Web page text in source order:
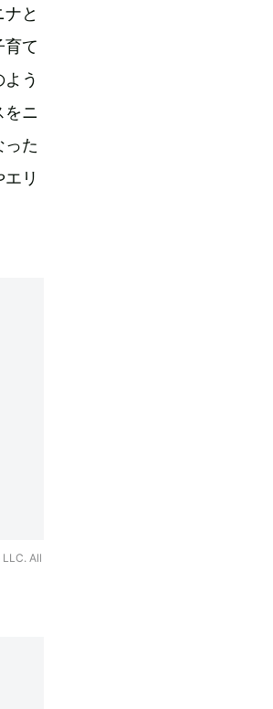
と
育て
う
をニ
った
リ
All